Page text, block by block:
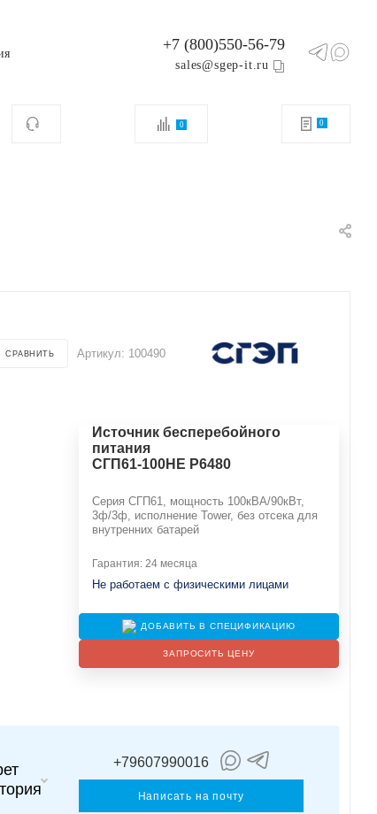
+7 (800)550-56-79
sales@sgep-it.ru
0 0
СРАВНИТЬ Артикул: 100490
Источник бесперебойного
питания
СГП61-100НЕ Р6480
Серия СГП61, мощность 100кВА/90кВт,
3ф/3ф, исполнение Tower, без отсека для
внутренних батарей
Гарантия: 24 месяца
Не работаем с физическими лицами
ДОБАВИТЬ В СПЕЦИФИКАЦИЮ
ЗАПРОСИТЬ ЦЕНУ
+79607990016
Написать на почту